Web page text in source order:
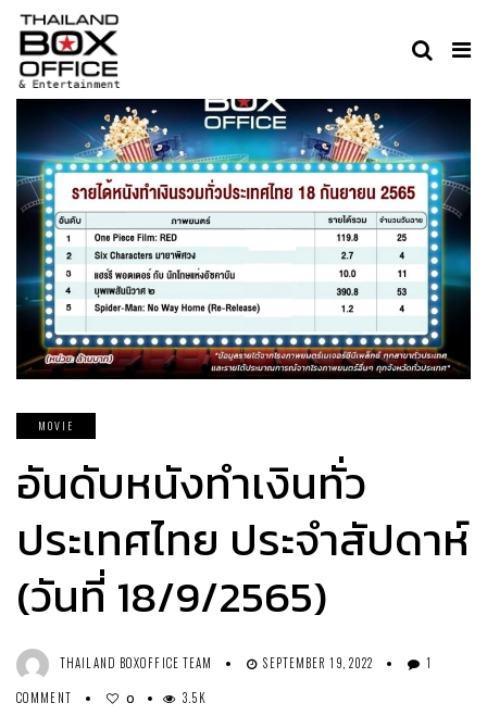
MOVIE
อันดับหนังทำเงินทั่ว
ประเทศไทย ประจำสัปดาห์
(วันที่ 18/9/2565)
THAILAND BOXOFFICE TEAM SEPTEMBER 19, 2022
1
COMMENT
0 3.5K